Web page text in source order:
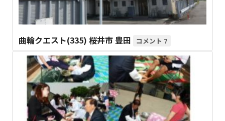
曲輪クエスト(335) 桜井市 豊田 7